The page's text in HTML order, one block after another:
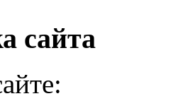
сайта